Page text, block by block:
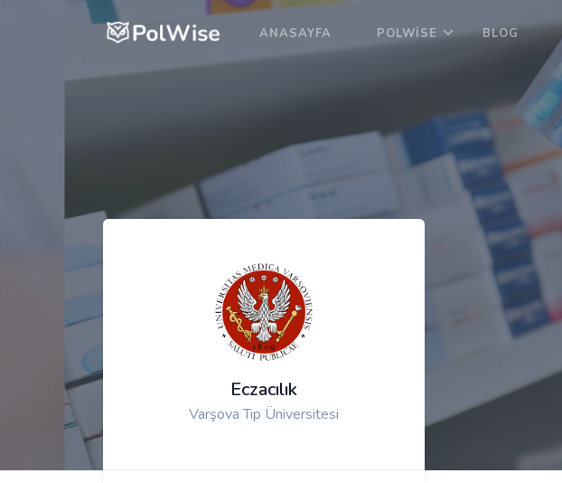
ANASAYFA POLWISE BLOG
Eczacılık
Varşova Tıp Üniversitesi